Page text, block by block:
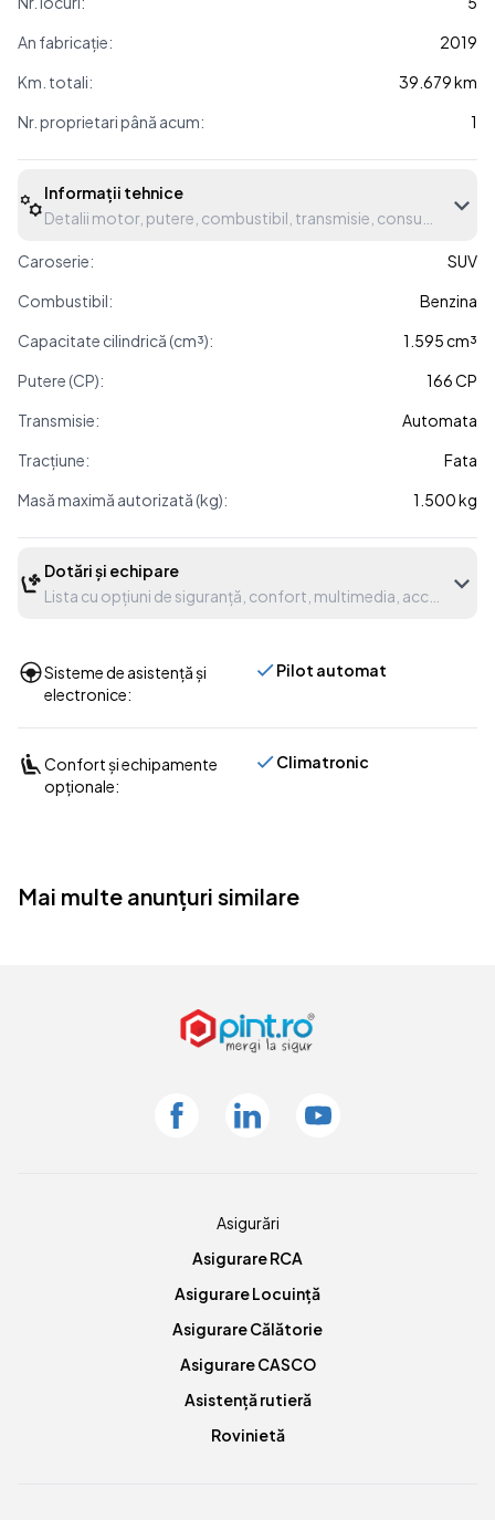
An fabricație:
2019
Km. totali:
39.679 km
Nr. proprietari până acum:
1
Informații tehnice
Detalii motor, putere, combustibil, transmisie, consum etc.
Caroserie:
SUV
Combustibil:
Benzina
Capacitate cilindrică (cm³):
1.595 cm³
Putere (CP):
166 CP
Transmisie:
Automata
Tracțiune:
Fata
Masă maximă autorizată (kg):
1.500 kg
Dotări și echipare
Lista cu opțiuni de siguranță, confort, multimedia, accesorii
Sisteme de asistență și
electronice:
Pilot automat
Confort și echipamente
opționale:
Climatronic
Mai multe anunțuri similare
FacebookLinkedin Youtube
Asigurări
Asigurare RCA
Asigurare Locuință
Asigurare Călătorie
Asigurare CASCO
Asistență rutieră
Rovinietă